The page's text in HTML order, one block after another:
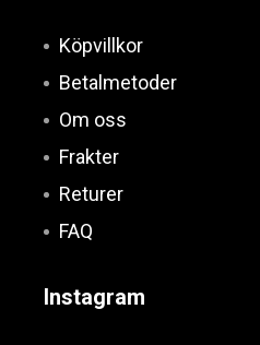
Köpvillkor
Betalmetoder
Om oss
Frakter
Returer
FAQ
Instagram